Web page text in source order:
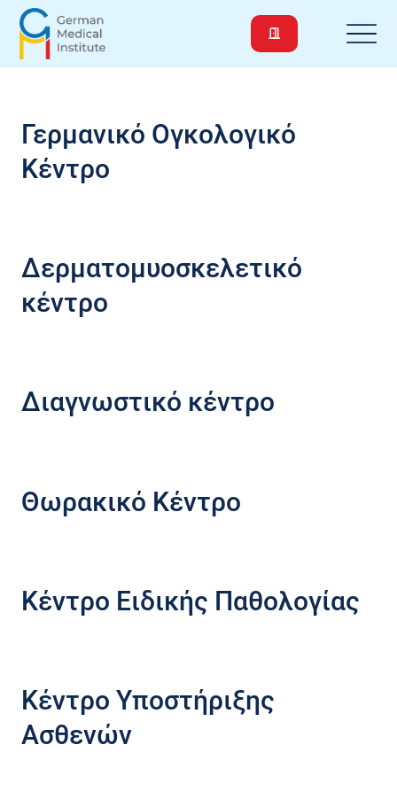
Γερμανικό Ογκολογικό
Κέντρο
Δερματομυοσκελετικό
κέντρο
Διαγνωστικό κέντρο
Θωρακικό Κέντρο
Κέντρο Ειδικής Παθολογίας
Κέντρο Υποστήριξης
Ασθενών